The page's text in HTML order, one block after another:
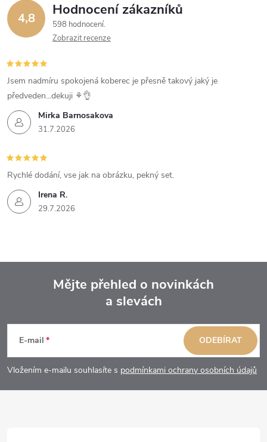
4,8 Hodnocení zákazníků
598 hodnocení
Zobrazit recenze
Mirka Barnosakova
31.7.2026
Jsem nadmíru spokojená koberec je přesně takový jaký je
předveden...dekuji ⚘️👌
Irena R.
29.7.2026
Rychlé dodání, vse jak na obrázku, pekný set.
p
a
Mějte přehled o novinkách
a slevách
E-mail
Vložením e-mailu souhlasíte s podmínkami ochrany osobních údajů
ODEBÍRAT